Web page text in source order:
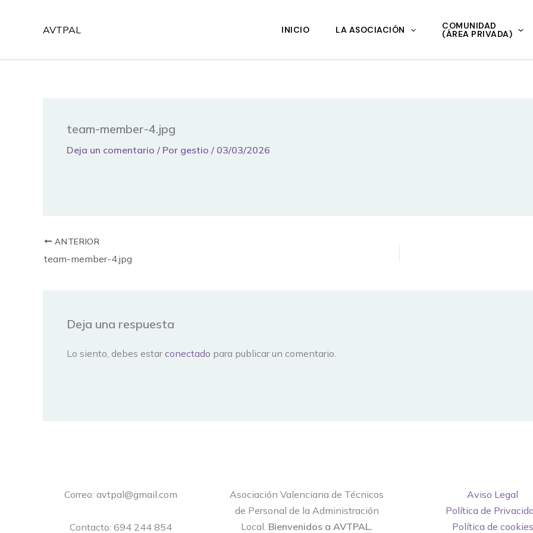
AVTPAL INICIO LA ASOCIACIÓN COMUNIDAD
(ÁREA PRIVADA)
team-member-4.jpg
Deja un comentario / Por gestio / 03/03/2026
ANTERIOR
team-member-4.jpg
Deja una respuesta
Lo siento, debes estarconectado para publicar un comentario.
Correo: avtpal@gmail.com
Contacto: 694 244 854
Asociación Valenciana de Técnicos
de Personal de la Administración
Local. Bienvenidos a AVTPAL.
Aviso Legal
Política de
Política de cookies